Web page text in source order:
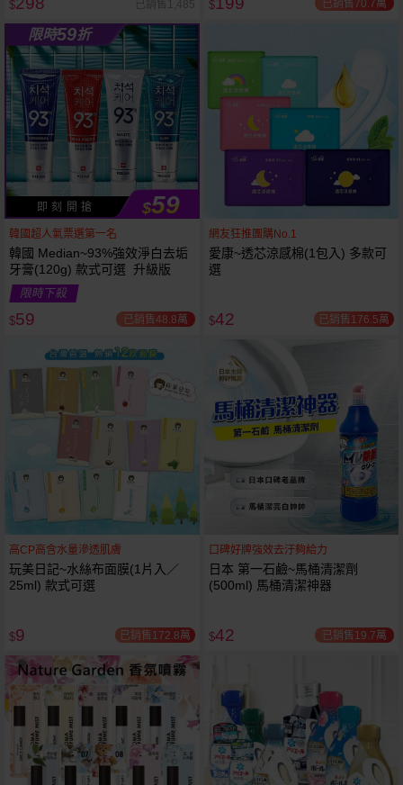
越多越
便宜
$ 已銷售1,485 $ 已銷售70.7萬
限時59折
即 刻 開 搶 $59
韓國超人氣票選第一名
韓國 Median~93%強效淨白去垢
牙膏(120g) 款式可選 升級版
限時下殺
$59 已銷售48.8萬
網友狂推團購No.1
愛康~透芯涼感棉(1包入) 多款可
選
$42 已銷售176.5萬
高CP高含水量滲透肌膚
玩美日記~水絲布面膜(1片入／
25ml) 款式可選
$9 已銷售172.8萬
口碑好牌強效去汙夠給力
日本 第一石鹼~馬桶清潔劑
(500ml) 馬桶清潔神器
$42 已銷售19.7萬